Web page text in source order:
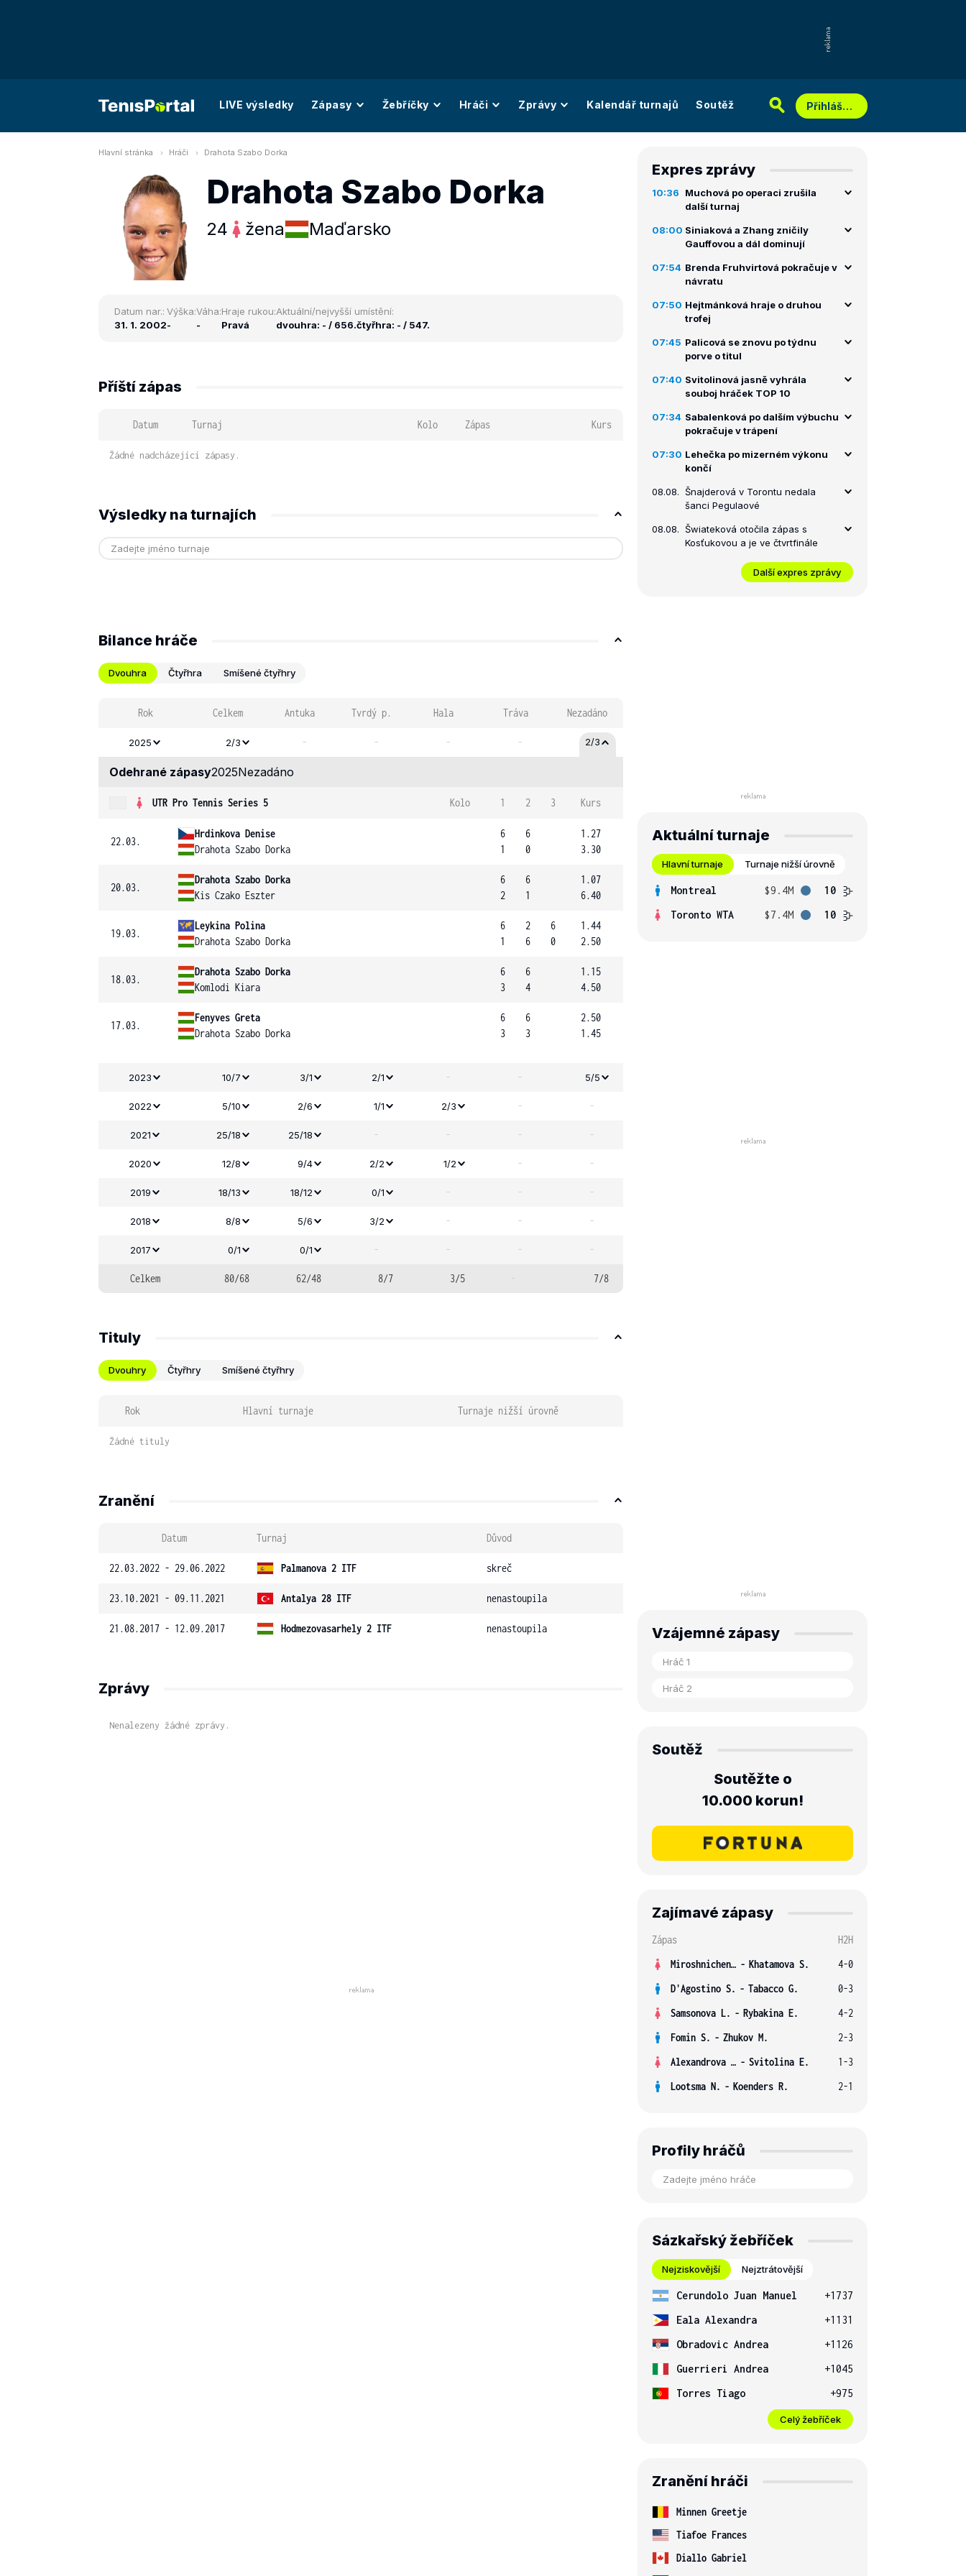
LIVE výsledky Zápasy Žebříčky Hráči Zprávy Kalendář turnajů Soutěž Přihlášení
Hlavní stránka Hráči Drahota Szabo Dorka
Drahota Szabo Dorka
24 žena Maďarsko
Datum nar.:
31. 1. 2002
Výška:
-
Váha:
-
Hraje rukou:
Pravá
Aktuální/nejvyšší umístění:
dvouhra: - / 656.čtyřhra: - / 547.
Příští zápas
Datum Turnaj Kolo Zápas Kurs
Žádné nadcházející zápasy.
Výsledky na turnajích
Bilance hráče
Dvouhra Čtyřhra Smíšené čtyřhry
Rok Celkem Antuka Tvrdý p. Hala Tráva Nezadáno
2025 2/3 - - - - 2/3
Odehrané zápasy2025Nezadáno
UTR Pro Tennis Series 5 Kolo 1 2 3 Kurs
22.03.
Hrdinkova Denise
Drahota Szabo Dorka
6
1
6
0
1.27
3.30
20.03.
Drahota Szabo Dorka
Kis Czako Eszter
6
2
6
1
1.07
6.40
19.03.
Leykina Polina
Drahota Szabo Dorka
6
1
2
6
6
0
1.44
2.50
18.03.
Drahota Szabo Dorka
Komlodi Kiara
6
3
6
4
1.15
4.50
17.03.
Fenyves Greta
Drahota Szabo Dorka
6
3
6
3
2.50
1.45
2023 10/7 3/1 2/1 - - 5/5
2022 5/10 2/6 1/1 2/3 - -
2021 25/18 25/18 - - - -
2020 12/8 9/4 2/2 1/2 - -
2019 18/13 18/12 0/1 - - -
2018 8/8 5/6 3/2 - - -
2017 0/1 0/1 - - - -
Celkem 80/68 62/48 8/7 3/5 - 7/8
Tituly
Dvouhry Čtyřhry Smíšené čtyřhry
Rok Hlavní turnaje Turnaje nižší úrovně
Žádné tituly
Zranění
Datum Turnaj Důvod
22.03.2022 - 29.06.2022 Palmanova 2 ITF skreč
23.10.2021 - 09.11.2021 Antalya 28 ITF nenastoupila
21.08.2017 - 12.09.2017 Hodmezovasarhely 2 ITF nenastoupila
Zprávy
Nenalezeny žádné zprávy.
Expres zprávy
10:36
Muchová po operaci zrušila
další turnaj
08:00 Siniaková a Zhang zničily
Gauffovou a dál dominují
07:54 Brenda Fruhvirtová pokračuje v
návratu
07:50 Hejtmánková hraje o druhou
trofej
07:45 Palicová se znovu po týdnu
porve o titul
07:40 Svitolinová jasně vyhrála
souboj hráček TOP 10
07:34 Sabalenková po dalším výbuchu
pokračuje v trápení
07:30 Lehečka po mizerném výkonu
končí
08.08. Šnajderová v Torontu nedala
šanci Pegulaové
08.08. Šwiateková otočila zápas s
Kosťukovou a je ve čtvrtfinále
Další expres zprávy
Aktuální turnaje
Hlavní turnaje Turnaje nižší úrovně
Montreal $9.4M
10
Toronto WTA
$7.4M 10
Vzájemné zápasy
Soutěž
Soutěžte o
10.000 korun!
Zajímavé zápasy
Zápas
H2H
Miroshnichenko V. - Khatamova S.
4-0
D'Agostino S. - Tabacco G.
0-3
Samsonova L. - Rybakina E.
4-2
Fomin S. - Zhukov M.
2-3
Alexandrova E. - Svitolina E.
1-3
Lootsma N. - Koenders R. 2-1
Profily hráčů
Sázkařský žebříček
Nejziskovější Nejztrátovější
Cerundolo Juan Manuel
+1737
Eala Alexandra
+1131
Obradovic Andrea
+1126
Guerrieri Andrea
+1045
Torres Tiago
+975
Celý žebříček
Zranění hráči
Minnen Greetje
Tiafoe Frances
Diallo Gabriel